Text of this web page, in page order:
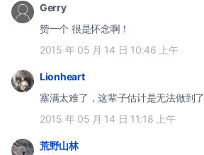
Gerry
赞一个 很是怀念啊！
2015 年 05 月 14 日 10:46 上午
Lionheart
塞满太难了，这辈子估计是无法做到了
2015 年 05 月 14 日 11:18 上午
荒野山林